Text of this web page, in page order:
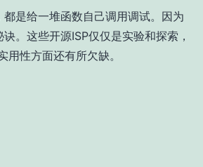
是给一堆函数自己调用调试。因为
。这些开源ISP仅仅是实验和探索，
性方面还有所欠缺。